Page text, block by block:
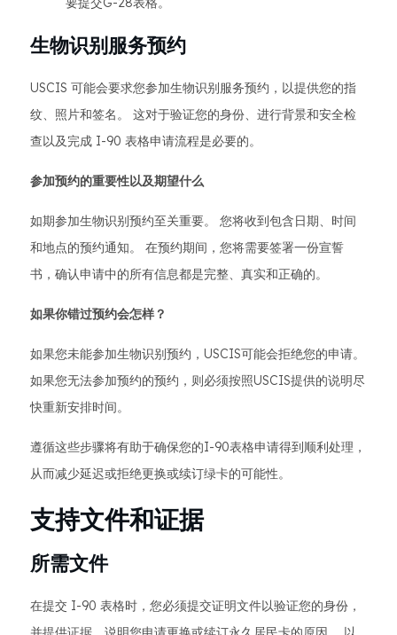
生物识别服务预约
USCIS 可能会要求您参加生物识别服务预约，以提供您的指
纹、照片和签名。 这对于验证您的身份、进行背景和安全检
查以及完成 I-90 表格申请流程是必要的。
参加预约的重要性以及期望什么
如期参加生物识别预约至关重要。 您将收到包含日期、时间
和地点的预约通知。 在预约期间，您将需要签署一份宣誓
书，确认申请中的所有信息都是完整、真实和正确的。
如果你错过预约会怎样？
如果您未能参加生物识别预约，USCIS可能会拒绝您的申请。
如果您无法参加预约的预约，则必须按照USCIS提供的说明尽
快重新安排时间。
遵循这些步骤将有助于确保您的I-90表格申请得到顺利处理，
从而减少延迟或拒绝更换或续订绿卡的可能性。
支持文件和证据
所需文件
在提交 I-90 表格时，您必须提交证明文件以验证您的身份，